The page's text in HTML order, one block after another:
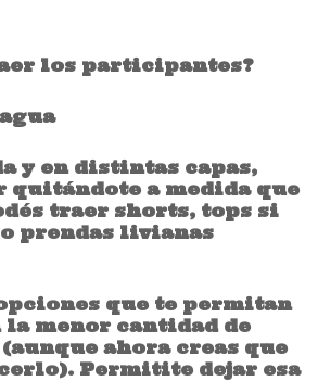
los participantes?
y en distintas capas,
quitándote a medida que
traer shorts, tops si
prendas livianas
que te permitan
la menor cantidad de
ahora creas que
Permitite dejar esa